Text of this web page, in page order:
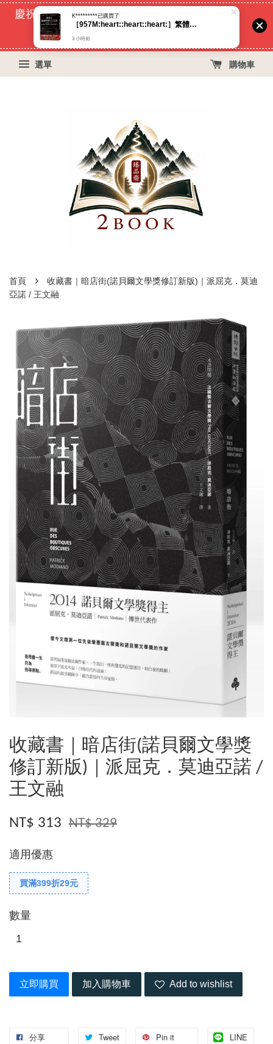
慶祝蝦皮好評過萬！買399免運費, 再立折29元
52天
選單 購物車
首頁 ›
收藏書｜暗店街(諾貝爾文學獎修訂新版)｜派屈克．莫迪
亞諾 / 王文融
收藏書｜暗店街(諾貝爾文學獎
修訂新版)｜派屈克．莫迪亞諾 /
王文融
NT$ 313 NT$ 329
適用優惠
買滿399折29元
數量
立即購買 加入購物車 Add to wishlist
分享 Tweet Pin it LINE